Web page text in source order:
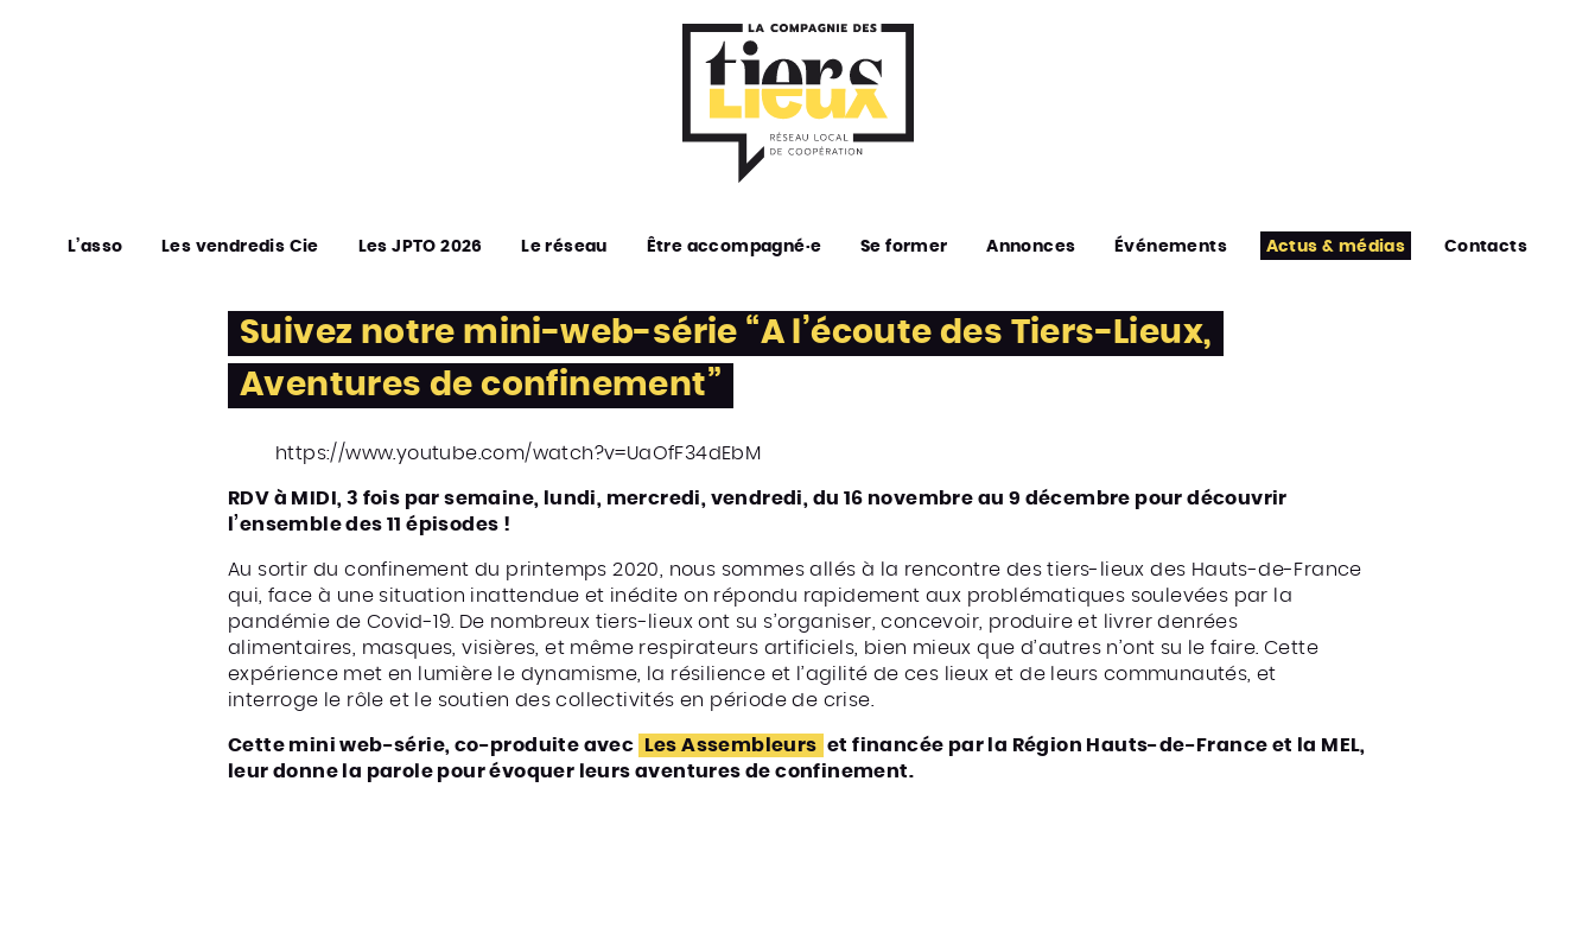
L’asso Les vendredis Cie Les JPTO 2026 Le réseau Être accompagné·e Se former Annonces Événements Actus & médias Contacts
Suivez notre mini-web-série “A l’écoute des Tiers-Lieux,
Aventures de confinement”
https://www.youtube.com/watch?v=UaOfF34dEbM
RDV à MIDI, 3 fois par semaine, lundi, mercredi, vendredi, du 16 novembre au 9 décembre pour découvrir
l’ensemble des 11 épisodes !
Au sortir du confinement du printemps 2020, nous sommes allés à la rencontre des tiers-lieux des Hauts-de-France
qui, face à une situation inattendue et inédite on répondu rapidement aux problématiques soulevées par la
pandémie de Covid-19. De nombreux tiers-lieux ont su s’organiser, concevoir, produire et livrer denrées
alimentaires, masques, visières, et même respirateurs artificiels, bien mieux que d’autres n’ont su le faire. Cette
expérience met en lumière le dynamisme, la résilience et l’agilité de ces lieux et de leurs communautés, et
interroge le rôle et le soutien des collectivités en période de crise.
Cette mini web-série, co-produite avec Les Assembleurs et financée par la Région Hauts-de-France et la MEL,
leur donne la parole pour évoquer leurs aventures de confinement.